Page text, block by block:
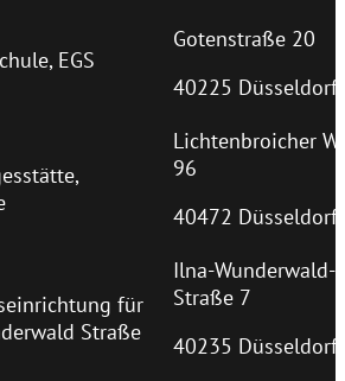
EGS
Gotenstraße 20
40225 Düsseldorf
Lichtenbroicher
96
40472 Düsseldorf
für
Straße
Ilna-Wunderwald-
Straße 7
40235 Düsseldorf